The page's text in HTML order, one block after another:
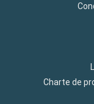
Charte de